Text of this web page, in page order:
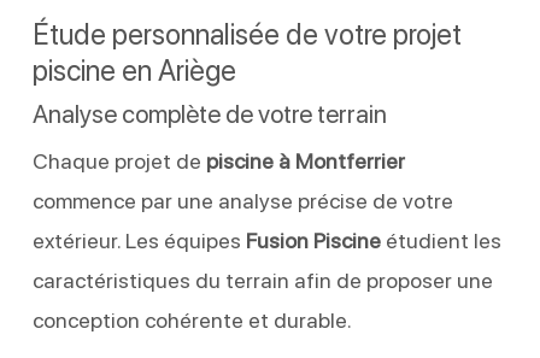
Étude personnalisée de votre projet
piscine en Ariège
Analyse complète de votre terrain
Chaque projet de piscine à Montferrier
commence par une analyse précise de votre
extérieur. Les équipes Fusion Piscineétudient les
caractéristiques du terrain afin de proposer une
conception cohérente et durable.